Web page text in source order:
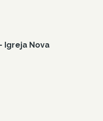
Igreja Nova